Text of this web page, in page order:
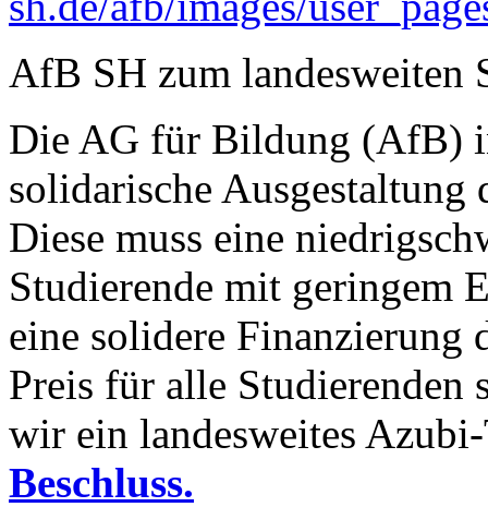
AfB SH zum landesweiten
Die AG für Bildung (AfB)
solidarische Ausgestaltung
Diese muss eine
Studierende mit geringem
eine solidere Finanzierung
Preis für alle Studierenden
wir ein landesweites
Beschluss.